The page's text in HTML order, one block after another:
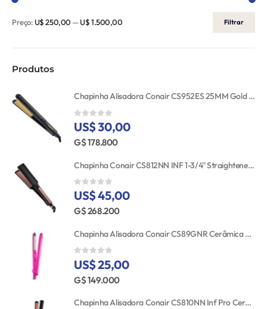
Filtrar
Preço:U$ 250,00—U$ 1.500,00
Produtos
Chapinha Alisadora Conair CS952ES 25MM Gold Ceramic 110V
0 out of 5
US$ 30,00
G$ 178.800
Chapinha Conair CS812NN INF 1-3/4'' Straightener RSE/GLD TGT
0 out of 5
US$ 45,00
G$ 268.200
Chapinha Alisadora Conair CS89GNR Cerâmica Turmalina 25MM Bivolt
0 out of 5
US$ 25,00
G$ 149.000
Chapinha Alisadora Conair CS810NN Inf Pro Cerâmica 25MM 110V